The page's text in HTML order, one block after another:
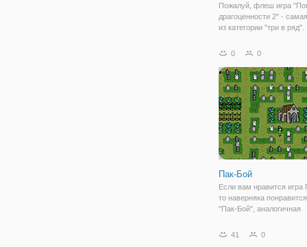
Пожалуй, флеш игра
драгоценности 2" -
из категории "три в ряд".
мнение, если начнете
аналогична с
логическими играми из
жанра.
0 0
Пак-Бой
Если вам нравится игра
то наверняка
"Пак-Бой", аналогичная
вашим управлением
41 0